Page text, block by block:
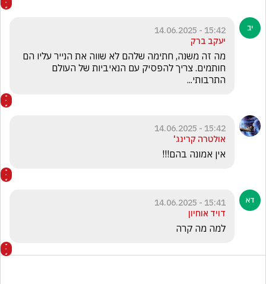
15:42 - 14.06.2025
יעקב ברק
התרבותי...
15:42 - 14.06.2025
אולטרה קרינג'
אין אמונה בהם!!!
15:41 - 14.06.2025
דויד אוחיון
למה מה קרה